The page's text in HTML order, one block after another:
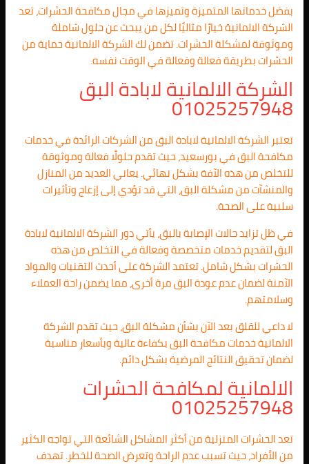
بفضل خدماتها المتميزة وتميزها في مجال مكافحة الحشرات، تعد
الشركة الالمانية خيارًا مثاليًا لكل من يبحث عن حلول شاملة
وموثوقة لمشكلة الحشرات. تضمن لك الشركة الالمانية حماية من
الحشرات بطريقة فعالة وفعالة في الوقت نفسه.
الشركة الالمانية لابادة البق
01025257948
تعتبر الشركة الالمانية لابادة البق من الشركات الرائدة في خدمات
مكافحة البق في بورسعيد، حيث تقدم حلولًا فعالة وموثوقة
للتخلص من هذه الآفة بشكل نهائي. يعاني العديد من المنازل
والمنشآت من مشكلة البق، التي قد تؤدي إلى إزعاج وتأثيرات
سلبية على الصحة.
في ظل تزايد حالات الإصابة بالبق، يأتي دور الشركة الالمانية لابادة
البق لتقديم خدمات متخصصة وفعالة في التخلص من هذه
الحشرات بشكل شامل. تعتمد الشركة على أحدث التقنيات والمواد
الآمنة لضمان عدم عودة البق مرة أخرى، مما يضمن راحة العملاء
وسلامتهم.
لا داعي للقلق بعد الآن بشأن مشكلة البق، حيث تقدم الشركة
الالمانية خدمات مكافحة البق بكفاءة عالية وبأسعار مناسبة
لضمان تحقيق النتائج المرضية بشكل دائم.
الالمانية لمكافحة الحشرات
01025257948
تعد الحشرات المنزلية من أكثر المشاكل الشائعة التي تواجه الكثير
من الأفراد، حيث تسبب عدم الراحة وتعرض الصحة للخطر. تهدف